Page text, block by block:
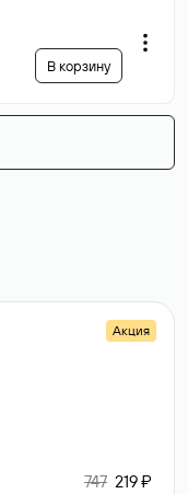
В корзину
Акция
747 219 ₽